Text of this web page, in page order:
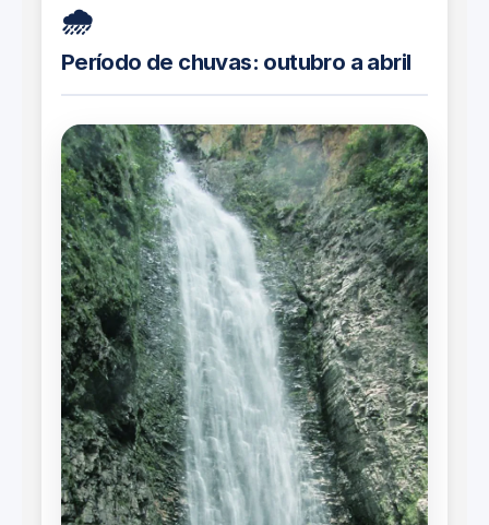
🌧️
Período de chuvas: outubro a abril